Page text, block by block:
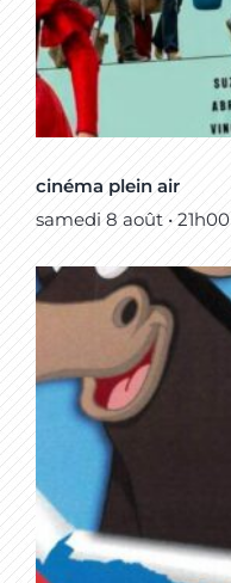
cinéma plein air
samedi 8 août • 21h00